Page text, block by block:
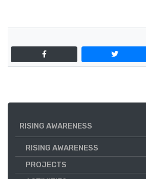
RISING AWARENESS
RISING AWARENESS
PROJECTS